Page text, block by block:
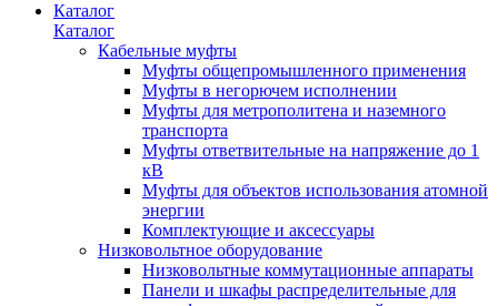
Каталог
Каталог
Кабельные муфты
Муфты общепромышленного применения
Муфты в негорючем исполнении
Муфты для метрополитена и наземного
транспорта
Муфты ответвительные на напряжение до 1
кВ
Муфты для объектов использования атомной
энергии
Комплектующие и аксессуары
Низковольтное оборудование
Низковольтные коммутационные аппараты
Панели и шкафы распределительные для